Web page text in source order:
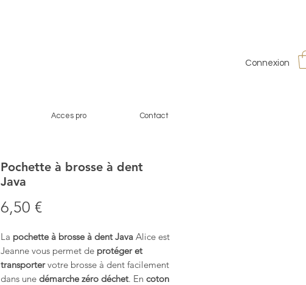
Connexion
Acces pro Contact
Pochette à brosse à dent
Java
6,50 €Prix
La pochette à brosse à dent Java Alice est
Jeanne vous permet de protéger et
transportervotre brosse à dent facilement
dans une démarche zéro déchet. En coton